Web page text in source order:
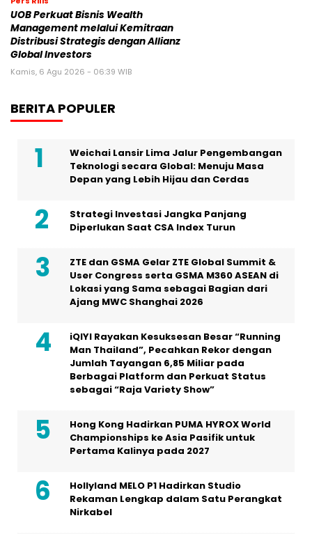
UOB Perkuat Bisnis Wealth
Management melalui Kemitraan
Distribusi Strategis dengan Allianz
Global Investors
Kamis, 6 Agu 2026 - 06:39 WIB
BERITA POPULER
Weichai Lansir Lima Jalur Pengembangan
Teknologi secara Global: Menuju Masa
Depan yang Lebih Hijau dan Cerdas
Strategi Investasi Jangka Panjang
Diperlukan Saat CSA Index Turun
ZTE dan GSMA Gelar ZTE Global Summit &
User Congress serta GSMA M360 ASEAN di
Lokasi yang Sama sebagai Bagian dari
Ajang MWC Shanghai 2026
iQIYI Rayakan Kesuksesan Besar “Running
Man Thailand”, Pecahkan Rekor dengan
Jumlah Tayangan 6,85 Miliar pada
Berbagai Platform dan Perkuat Status
sebagai “Raja Variety Show”
Hong Kong Hadirkan PUMA HYROX World
Championships ke Asia Pasifik untuk
Pertama Kalinya pada 2027
Hollyland MELO P1 Hadirkan Studio
Rekaman Lengkap dalam Satu Perangkat
Nirkabel